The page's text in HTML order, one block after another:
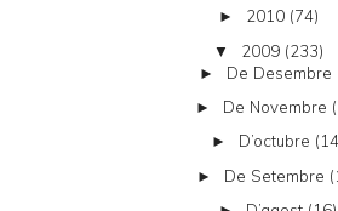
► 2010 (74)
▼ 2009 (233)
► De Desembre
► De Novembre
► D’octubre
► De Setembre